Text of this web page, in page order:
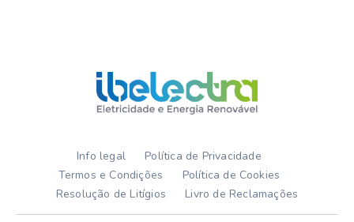
Info legal
Política de Privacidade
Termos e Condições
Política de Cookies
Resolução de Litígios
Livro de Reclamações